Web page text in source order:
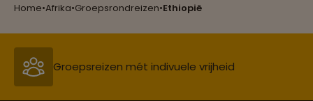
Home•Afrika•Groepsrondreizen•Ethiopië
Groepsreizen mét indivuele vrijheid